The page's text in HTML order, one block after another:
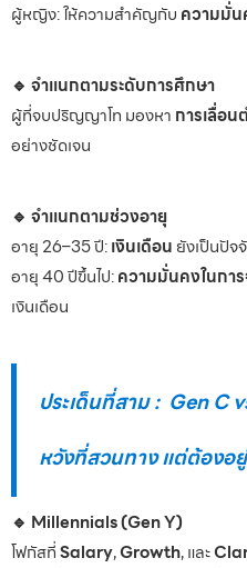
ผู้หญิง: ให้ความสำคัญกับ ความมั่
🔹 จำแนกตามระดับการศึกษา
ผู้ที่จบปริญญาโท มองหา การเลื่อน
อย่างชัดเจน
🔹 จำแนกตามช่วงอายุ
อายุ 26–35 ปี:เงินเดือน ยังเป็นปัจ
อายุ 40 ปีขึ้นไป:ความมั่นคงในกา
เงินเดือน
ประเด็นที่สาม : Gen C
หวังที่สวนทาง แต่ต้องอ
🔹 Millennials (Gen Y)
โฟกัสที่Salary,Growth, และ